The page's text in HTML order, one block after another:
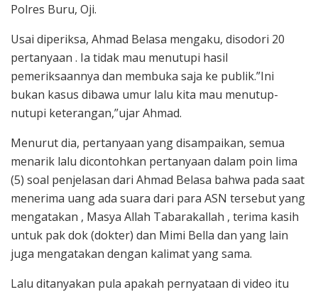
Polres Buru, Oji.
Usai diperiksa, Ahmad Belasa mengaku, disodori 20
pertanyaan . Ia tidak mau menutupi hasil
pemeriksaannya dan membuka saja ke publik.”Ini
bukan kasus dibawa umur lalu kita mau menutup-
nutupi keterangan,”ujar Ahmad.
Menurut dia, pertanyaan yang disampaikan, semua
menarik lalu dicontohkan pertanyaan dalam poin lima
(5) soal penjelasan dari Ahmad Belasa bahwa pada saat
menerima uang ada suara dari para ASN tersebut yang
mengatakan , Masya Allah Tabarakallah , terima kasih
untuk pak dok (dokter) dan Mimi Bella dan yang lain
juga mengatakan dengan kalimat yang sama.
Lalu ditanyakan pula apakah pernyataan di video itu